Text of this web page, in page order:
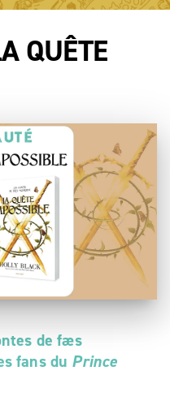
QUÊTE
de fæs
fans du Prince